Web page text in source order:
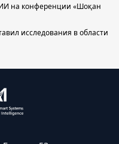
на конференции «Шоқан
исследования в области